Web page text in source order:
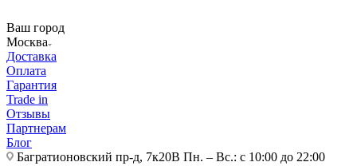
Ваш город
Москва
Доставка
Оплата
Гарантия
Trade in
Отзывы
Партнерам
Блог
Багратионовский пр-д, 7к20В Пн. – Вс.: с 10:00 до 22:00